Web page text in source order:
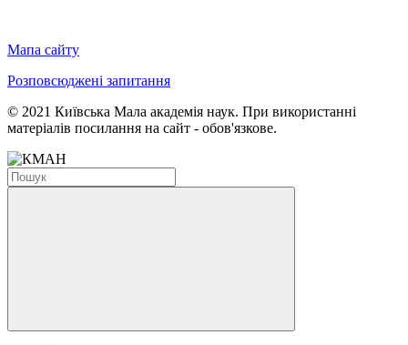
Мапа сайту
Розповсюджені запитання
© 2021 Київська Мала академія наук. При використанні
матеріалів посилання на сайт - обов'язкове.